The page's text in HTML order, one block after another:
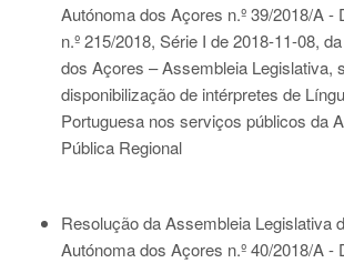
Autónoma dos Açores n.º 39/2018/A -
n.º 215/2018, Série I de 2018-11-08,
dos Açores – Assembleia Legislativa,
disponibilização de intérpretes de
Portuguesa nos serviços públicos da
Pública Regional
Resolução da Assembleia Legislativa
Autónoma dos Açores n.º 40/2018/A -